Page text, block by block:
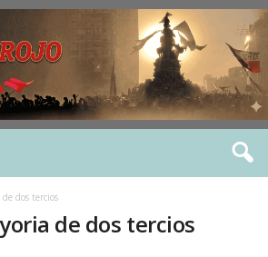
dos tercios
de dos tercios